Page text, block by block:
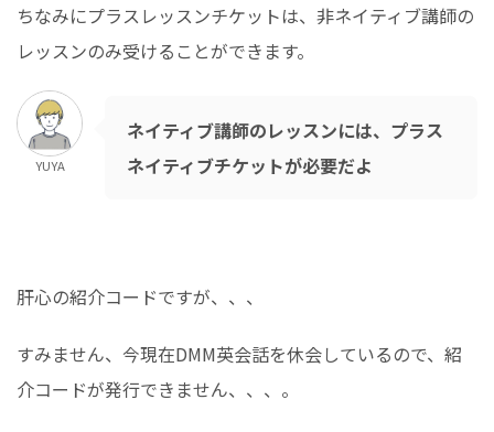
ちなみにプラスレッスンチケットは、非ネイティブ講師の
レッスンのみ受けることができます。
YUYA
ネイティブ講師のレッスンには、プラス
ネイティブチケットが必要だよ
肝心の紹介コードですが、、、
すみません、今現在DMM英会話を休会しているので、紹
介コードが発行できません、、、。